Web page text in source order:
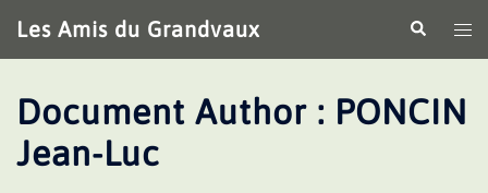
au
contenu
Les Amis du Grandvaux
le
Document Author : PONCIN
Jean-Luc